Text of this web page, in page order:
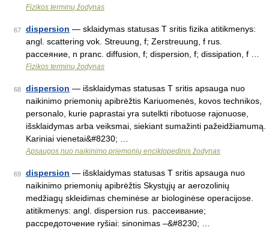
Fizikos terminų žodynas
67 dispersion — sklaidymas statusas T sritis fizika atitikmenys:
angl. scattering vok. Streuung, f; Zerstreuung, f rus.
рассеяние, n pranc. diffusion, f; dispersion, f; dissipation, f …
Fizikos terminų žodynas
68 dispersion — išsklaidymas statusas T sritis apsauga nuo
naikinimo priemonių apibrėžtis Kariuomenės, kovos technikos,
personalo, kurie paprastai yra sutelkti ribotuose rajonuose,
išsklaidymas arba veiksmai, siekiant sumažinti pažeidžiamumą.
Kariniai vienetai&#8230; …
Apsaugos nuo naikinimo priemonių enciklopedinis žodynas
69 dispersion — išsklaidymas statusas T sritis apsauga nuo
naikinimo priemonių apibrėžtis Skystųjų ar aerozolinių
medžiagų skleidimas cheminėse ar biologinėse operacijose.
atitikmenys: angl. dispersion rus. рассеивание;
рассредоточение ryšiai: sinonimas –&#8230; …